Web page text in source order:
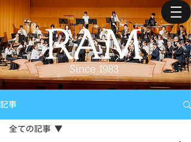
記事
全ての記事